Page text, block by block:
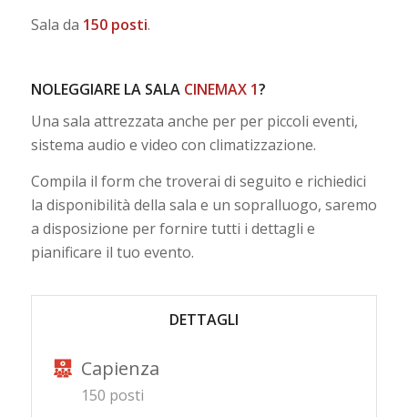
Sala da 150 posti.
NOLEGGIARE LA SALA CINEMAX 1?
Una sala attrezzata anche per per piccoli eventi,
sistema audio e video con climatizzazione.
Compila il form che troverai di seguito e richiedici
la disponibilità della sala e un sopralluogo, saremo
a disposizione per fornire tutti i dettagli e
pianificare il tuo evento.
DETTAGLI
Capienza
150 posti